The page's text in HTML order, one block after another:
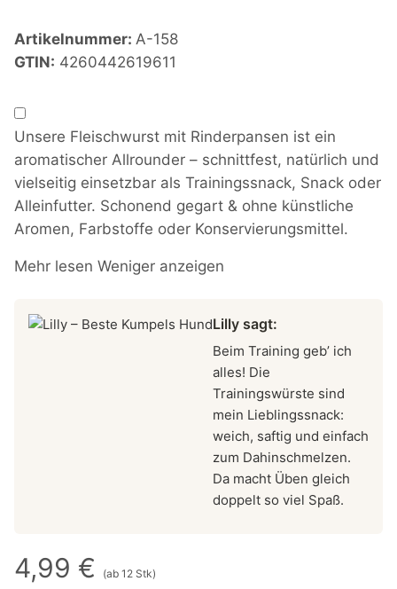
Artikelnummer: A-158
GTIN: 4260442619611
Unsere Fleischwurst mit Rinderpansen ist ein
aromatischer Allrounder – schnittfest, natürlich und
vielseitig einsetzbar als Trainingssnack, Snack oder
Alleinfutter. Schonend gegart & ohne künstliche
Aromen, Farbstoffe oder Konservierungsmittel.
Mehr lesen Weniger anzeigen
Lilly sagt:
Beim Training geb’ ich
alles! Die
Trainingswürste sind
mein Lieblingssnack:
weich, saftig und einfach
zum Dahinschmelzen.
Da macht Üben gleich
doppelt so viel Spaß.
4,99 € (ab 12 Stk)